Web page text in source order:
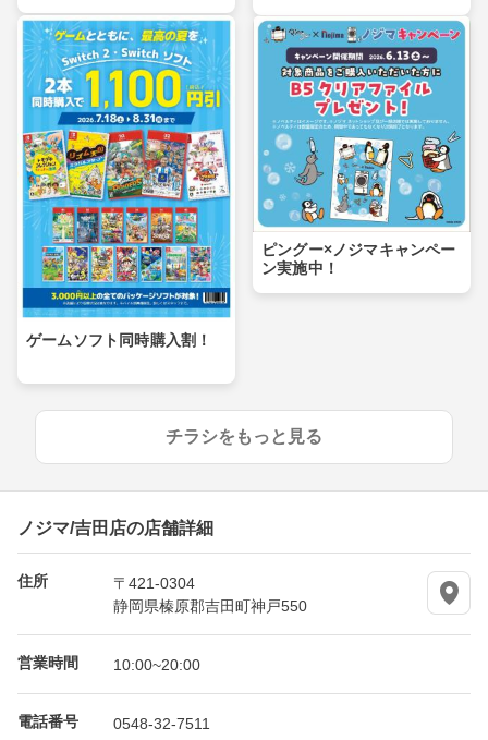
ゲームソフト同時購入割！
ピングー×ノジマキャンペー
ン実施中！
チラシをもっと見る
ノジマ/吉田店の店舗詳細
住所
〒421-0304
静岡県榛原郡吉田町神戸550
営業時間 10:00~20:00
電話番号 0548-32-7511